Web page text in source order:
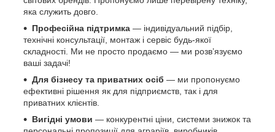
яка служить довго.
Професійна підтримка — індивідуальний підбір,
технічні консультації, монтаж і сервіс будь-якої
складності. Ми не просто продаємо — ми розв’язуємо
ваші задачі!
Для бізнесу та приватних осіб — ми пропонуємо
ефективні рішення як для підприємств, так і для
приватних клієнтів.
Вигідні умови — конкурентні ціни, системи знижок та